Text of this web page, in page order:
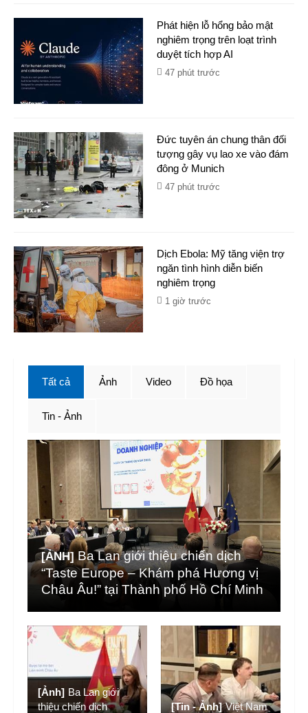
Phát hiện lỗ hổng bảo mật
nghiêm trọng trên loạt trình
duyệt tích hợp AI
47 phút trước
Đức tuyên án chung thân đối
tượng gây vụ lao xe vào đám
đông ở Munich
47 phút trước
Dịch Ebola: Mỹ tăng viện trợ
ngăn tình hình diễn biến
nghiêm trọng
1 giờ trước
Tất cả
[ẢNH] Ba Lan giới thiệu chiến dịch
“Taste Europe – Khám phá Hương vị
Châu Âu!” tại Thành phố Hồ Chí Minh
[Ảnh] Ba Lan giới
thiệu chiến dịch
[Tin - Ảnh] Việt Nam
Ảnh Video Đồ họa
Tin - Ảnh